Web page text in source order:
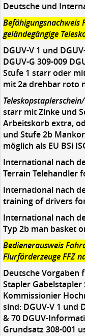
Deutsche und
Befähigungsnachweis
geländegängige
DGUV-V 1 und
DGUV-G 309-009
Stufe 1 starr oder
mit 2a drehbar roto
starr mit Zinke und
Arbeitskorb extra,
und Stufe 2b
möglich als EU BSi
International nach
Terrain Telehandler
International nach
training of drivers
International nach
Typ 2b man basket
Bedienerausweis
Flurförderzeuge FFZ
Deutsche Vorgaben
Stapler
Kommissionier
sind: DGUV-V 1 und
& 70 DGUV-
Grundsatz 308-001